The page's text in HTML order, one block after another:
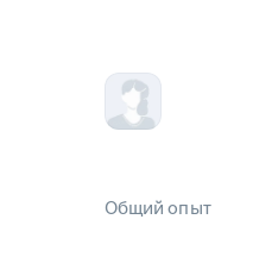
Общий опыт